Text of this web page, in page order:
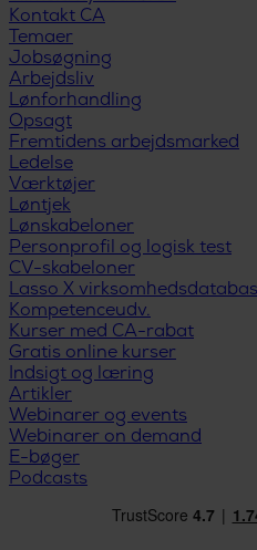
Kontakt CA
Temaer
Jobsøgning
Arbejdsliv
Lønforhandling
Opsagt
Fremtidens arbejdsmarked
Ledelse
Værktøjer
Løntjek
Lønskabeloner
Personprofil og logisk test
CV-skabeloner
Lasso X
Kompetenceudv.
Kurser med CA-rabat
Gratis online kurser
Indsigt og læring
Artikler
Webinarer og events
Webinarer on demand
E-bøger
Podcasts